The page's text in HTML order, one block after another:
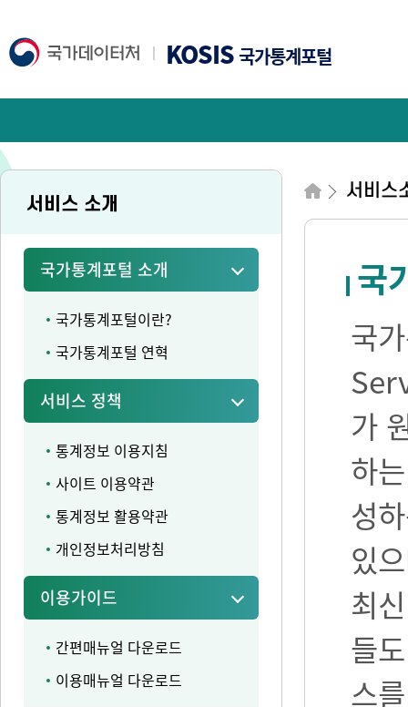
KOSIS국가통계포털
서비스 소개
국가통계포털 소개
국가통계포털이란?
국가통계포털 연혁
서비스 정책
통계정보 이용지침
사이트 이용약관
통계정보 활용약관
개인정보처리방침
이용가이드
간편매뉴얼 다운로드
이용매뉴얼 다운로드
서비스
국
국
가
하
성
있
최
들
스